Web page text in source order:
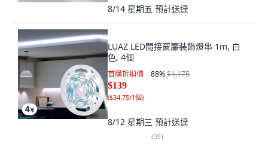
8/14 星期五 預計送達
LUAZ LED間接窗簾裝飾燈串 1m, 白
色, 4個
首購折扣價 88%$1,175
$139
($34.75/1個)
8/12 星期三 預計送達
(39)